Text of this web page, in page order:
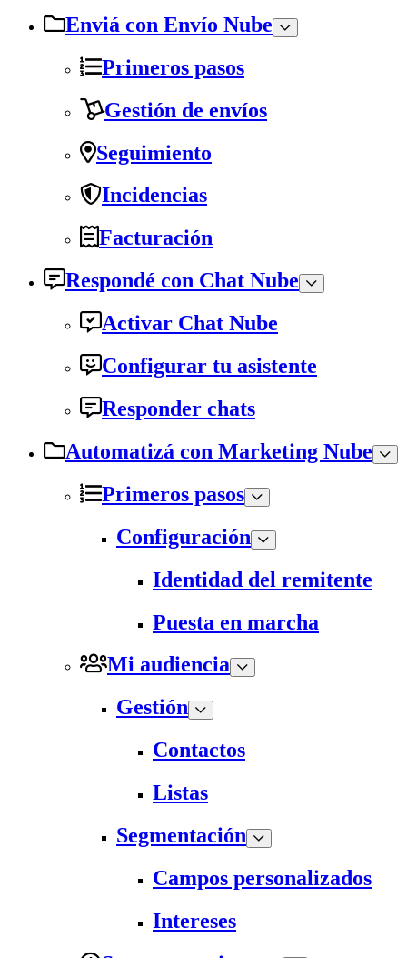
Enviá con Envío Nube
Primeros pasos
Gestión de envíos
Seguimiento
Incidencias
Facturación
Respondé con Chat Nube
Activar Chat Nube
Configurar tu asistente
Responder chats
Automatizá con Marketing Nube
Primeros pasos
Configuración
Identidad del remitente
Puesta en marcha
Mi audiencia
Gestión
Contactos
Listas
Segmentación
Campos personalizados
Intereses